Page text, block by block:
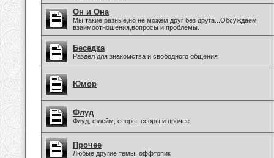
Он и Она
Мы такие разные,но не можем друг без друга...Обсуждаем
взаимоотношения,вопросы и проблемы.
Беседка
Раздел для знакомства и свободного общения
Юмор
Флуд
Флуд, флейм, споры, ссоры и прочее.
Прочее
Любые другие темы, оффтопик